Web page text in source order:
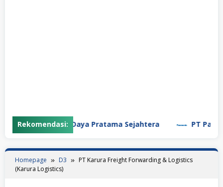
Rekomendasi:
PT Garuda Daya Pratama Sejahtera PT
Homepage D3
PT Karura Freight Forwarding & Logistics
(Karura Logistics)